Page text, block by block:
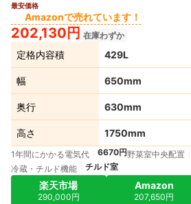
最安価格
Amazonで売れています！
202,130円 在庫わずか
定格内容積 429L
幅 650mm
奥行 630mm
高さ 1750mm
1年間にかかる電気代 6670円野菜室中央配置
冷蔵・チルド機能
チルド室
楽天市場
290,000円
Amazon
207,650円